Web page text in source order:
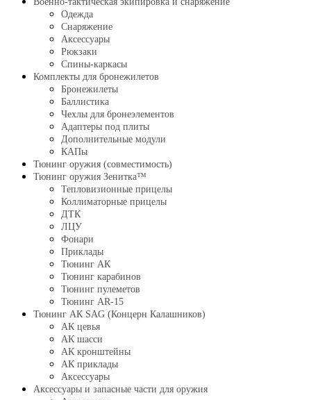
Одежда
Снаряжение
Аксессуары
Рюкзаки
Спины-каркасы
Комплекты для бронежилетов
Бронежилеты
Баллистика
Чехлы для бронеэлементов
Адаптеры под плиты
Дополнительные модули
КАПы
Тюнинг оружия (совместимость)
Тюнинг оружия Зенитка™
Тепловизионные прицелы
Коллиматорные прицелы
ДТК
ЛЦУ
Фонари
Приклады
Тюнинг АК
Тюнинг карабинов
Тюнинг пулеметов
Тюнинг AR-15
Тюнинг АК SAG (Концерн Калашников)
АК цевья
АК шасси
АК кронштейны
АК приклады
Аксессуары
Аксессуары и запасные части для оружия